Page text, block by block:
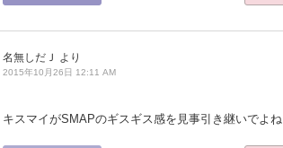
名無しだＪ より
2015年10月26日 12:11 AM
キスマイがSMAPのギスギス感を見事引き継いでよね